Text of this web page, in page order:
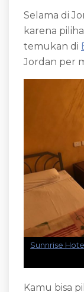
Selama di
karena
temukan di
Jordan per
Sunnrise
Kamu bisa